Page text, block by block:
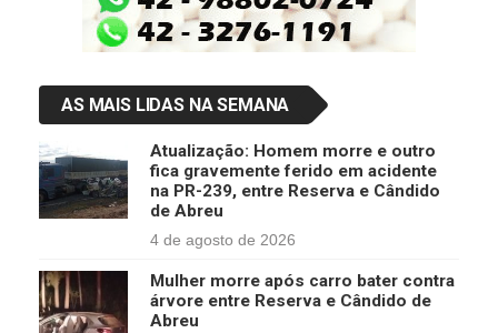
AS MAIS LIDAS NA SEMANA
Atualização: Homem morre e outro
fica gravemente ferido em acidente
na PR-239, entre Reserva e Cândido
de Abreu
4 de agosto de 2026
Mulher morre após carro bater contra
árvore entre Reserva e Cândido de
Abreu